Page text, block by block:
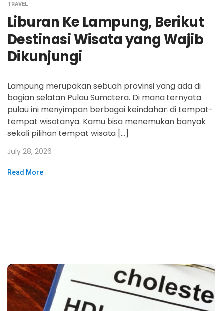
TRAVEL
Liburan Ke Lampung, Berikut
Destinasi Wisata yang Wajib
Dikunjungi
Lampung merupakan sebuah provinsi yang ada di
bagian selatan Pulau Sumatera. Di mana ternyata
pulau ini menyimpan berbagai keindahan di tempat-
tempat wisatanya. Kamu bisa menemukan banyak
sekali pilihan tempat wisata […]
July 28, 2026
Read More